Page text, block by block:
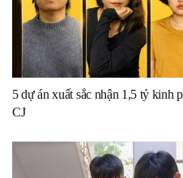
5 dự án xuất sắc nhận 1,5 tỷ kinh
CJ